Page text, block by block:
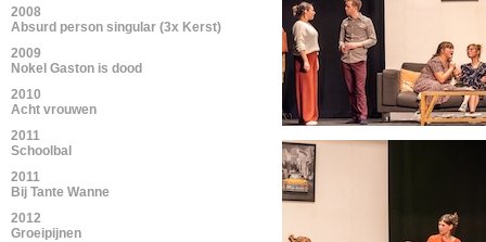
2008
Absurd person singular (3x Kerst)
2009
Nokel Gaston is dood
2010
Acht vrouwen
2011
Schoolbal
2011
Bij Tante Wanne
2012
Groeipijnen